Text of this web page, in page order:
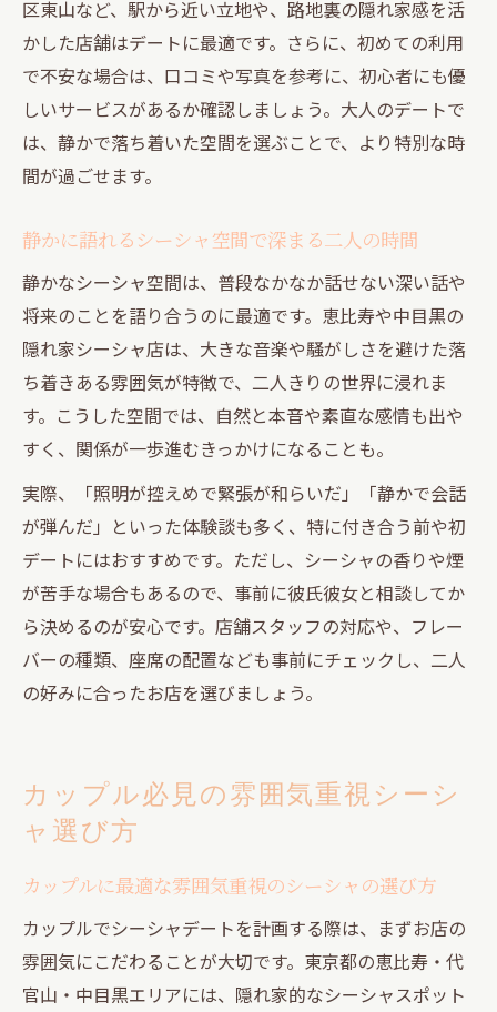
区東山など、駅から近い立地や、路地裏の隠れ家感を活
かした店舗はデートに最適です。さらに、初めての利用
で不安な場合は、口コミや写真を参考に、初心者にも優
しいサービスがあるか確認しましょう。大人のデートで
は、静かで落ち着いた空間を選ぶことで、より特別な時
間が過ごせます。
静かに語れるシーシャ空間で深まる二人の時間
静かなシーシャ空間は、普段なかなか話せない深い話や
将来のことを語り合うのに最適です。恵比寿や中目黒の
隠れ家シーシャ店は、大きな音楽や騒がしさを避けた落
ち着きある雰囲気が特徴で、二人きりの世界に浸れま
す。こうした空間では、自然と本音や素直な感情も出や
すく、関係が一歩進むきっかけになることも。
実際、「照明が控えめで緊張が和らいだ」「静かで会話
が弾んだ」といった体験談も多く、特に付き合う前や初
デートにはおすすめです。ただし、シーシャの香りや煙
が苦手な場合もあるので、事前に彼氏彼女と相談してか
ら決めるのが安心です。店舗スタッフの対応や、フレー
バーの種類、座席の配置なども事前にチェックし、二人
の好みに合ったお店を選びましょう。
カップル必見の雰囲気重視シーシ
ャ選び方
カップルに最適な雰囲気重視のシーシャの選び方
カップルでシーシャデートを計画する際は、まずお店の
雰囲気にこだわることが大切です。東京都の恵比寿・代
官山・中目黒エリアには、隠れ家的なシーシャスポット